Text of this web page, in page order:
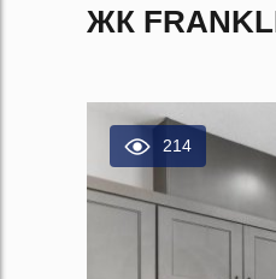
ЖК
214